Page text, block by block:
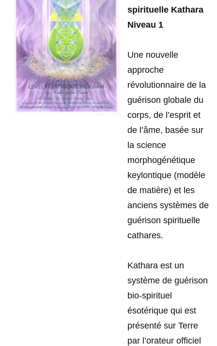
spirituelle Kathara
Niveau 1
Une nouvelle
approche
révolutionnaire de la
guérison globale du
corps, de l’esprit et
de l’âme, basée sur
la science
morphogénétique
keylontique (modèle
de matière) et les
anciens systèmes de
guérison spirituelle
cathares.
Kathara est un
système de guérison
bio-spirituel
ésotérique qui est
présenté sur Terre
par l’orateur officiel